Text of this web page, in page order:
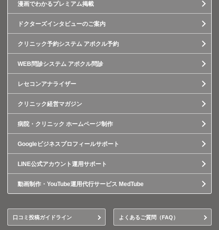
漫画でわかるプレミアム掲載
ドクターズインタビューのご案内
クリニック予約システム アポクル予約
WEB問診システム アポクル問診
レセコンアナライザー
クリニック経営マガジン
病院・クリニック ホームページ制作
Googleビジネスプロフィールサポート
LINE公式アカウント運用サポート
動画制作・YouTube運用代行サービス MedTube
口コミ投稿ガイドライン よくあるご質問（FAQ）